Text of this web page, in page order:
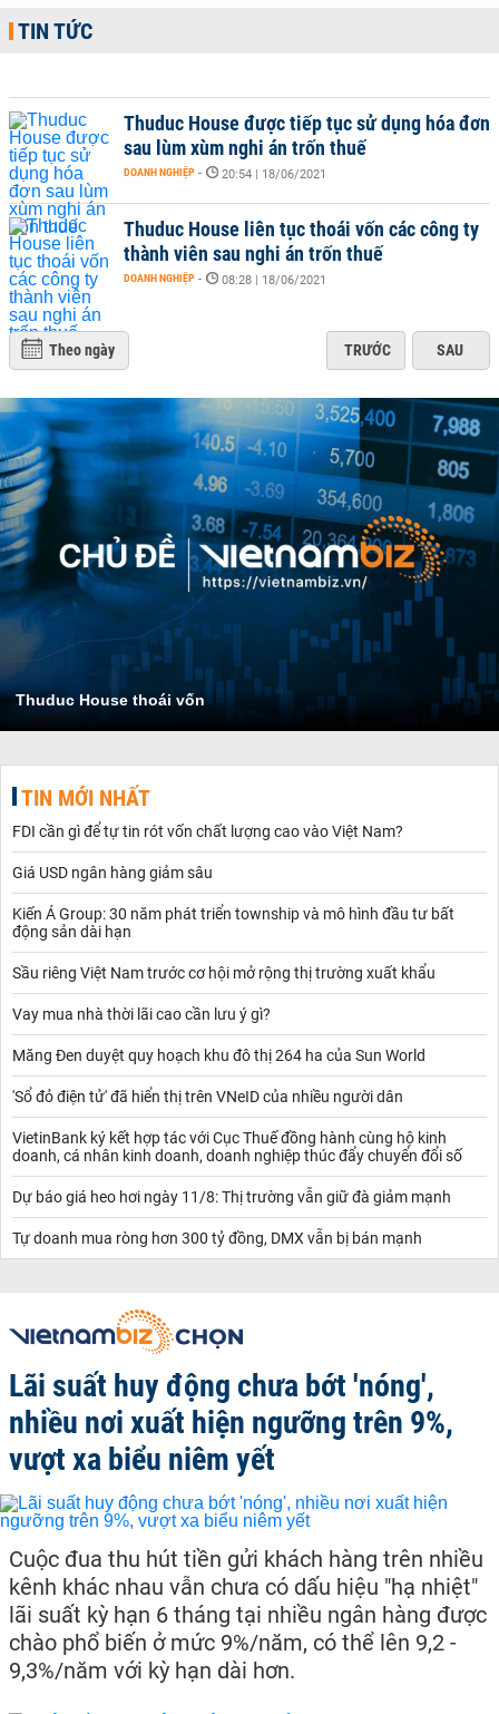
TIN TỨC
Thuduc House được tiếp tục sử dụng hóa đơn
sau lùm xùm nghi án trốn thuế
DOANH NGHIỆP - 20:54 | 18/06/2021
Thuduc House liên tục thoái vốn các công ty
thành viên sau nghi án trốn thuế
DOANH NGHIỆP - 08:28 | 18/06/2021
Theo ngày TRƯỚC SAU
Thuduc House thoái vốn
TIN MỚI NHẤT
FDI cần gì để tự tin rót vốn chất lượng cao vào Việt Nam?
Giá USD ngân hàng giảm sâu
Kiến Á Group: 30 năm phát triển township và mô hình đầu tư bất
động sản dài hạn
Sầu riêng Việt Nam trước cơ hội mở rộng thị trường xuất khẩu
Vay mua nhà thời lãi cao cần lưu ý gì?
Măng Đen duyệt quy hoạch khu đô thị 264 ha của Sun World
'Sổ đỏ điện tử' đã hiển thị trên VNeID của nhiều người dân
VietinBank ký kết hợp tác với Cục Thuế đồng hành cùng hộ kinh
doanh, cá nhân kinh doanh, doanh nghiệp thúc đẩy chuyển đổi số
Dự báo giá heo hơi ngày 11/8: Thị trường vẫn giữ đà giảm mạnh
Tự doanh mua ròng hơn 300 tỷ đồng, DMX vẫn bị bán mạnh
Lãi suất huy động chưa bớt 'nóng',
nhiều nơi xuất hiện ngưỡng trên 9%,
vượt xa biểu niêm yết
Cuộc đua thu hút tiền gửi khách hàng trên nhiều
kênh khác nhau vẫn chưa có dấu hiệu "hạ nhiệt"
lãi suất kỳ hạn 6 tháng tại nhiều ngân hàng được
chào phổ biến ở mức 9%/năm, có thể lên 9,2 -
9,3%/năm với kỳ hạn dài hơn.